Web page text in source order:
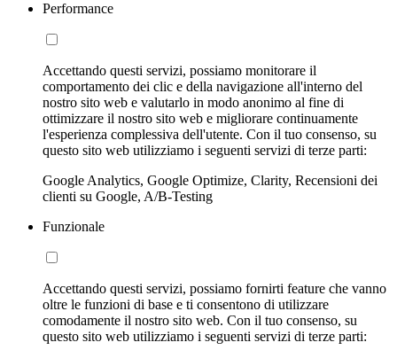
Performance
Accettando questi servizi, possiamo monitorare il
comportamento dei clic e della navigazione all'interno del
nostro sito web e valutarlo in modo anonimo al fine di
ottimizzare il nostro sito web e migliorare continuamente
l'esperienza complessiva dell'utente. Con il tuo consenso, su
questo sito web utilizziamo i seguenti servizi di terze parti:
Google Analytics, Google Optimize, Clarity, Recensioni dei
clienti su Google, A/B-Testing
Funzionale
Accettando questi servizi, possiamo fornirti feature che vanno
oltre le funzioni di base e ti consentono di utilizzare
comodamente il nostro sito web. Con il tuo consenso, su
questo sito web utilizziamo i seguenti servizi di terze parti: